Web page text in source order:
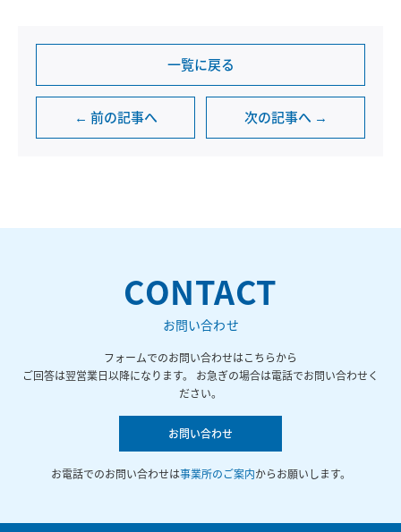
一覧に戻る
← 前の記事へ 次の記事へ →
CONTACT
お問い合わせ
フォームでのお問い合わせはこちらから
ご回答は翌営業日以降になります。 お急ぎの場合は電話でお問い合わせく
ださい。
お問い合わせ
お電話でのお問い合わせは事業所のご案内からお願いします。